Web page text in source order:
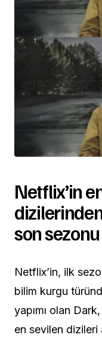
Netflix’in
son
Netflix’in, ilk
bilim kurgu
yapımı olan
en sevilen dizileri